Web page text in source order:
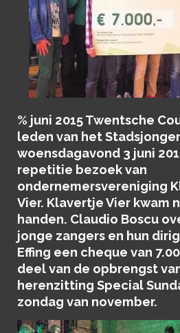
% juni 2015 Twentsche
leden van het
woensdagavond 3 juni
repetitie bezoek van
ondernemersvereniging
Vier. Klavertje Vier kwam
handen. Claudio Boscu
jonge zangers en hun
Effing een cheque van
deel van de opbrengst
herenzitting Special
zondag van november.